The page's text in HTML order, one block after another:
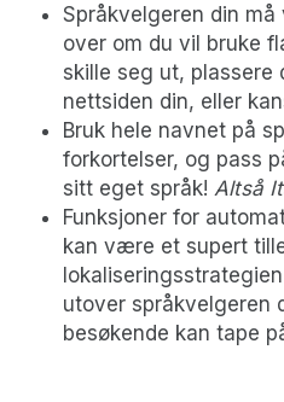
Språkvelgeren din
over om du vil bruke
skille seg ut, plassere
nettsiden din, eller
Bruk hele navnet på
forkortelser, og pass
sitt eget språk! Altså
Funksjoner for
kan være et supert
utover språkvelgeren
besøkende kan tape